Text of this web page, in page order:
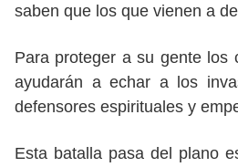
saben que los que vienen a
Para proteger a su gente los
ayudarán a echar a los
defensores espirituales y
Esta batalla pasa del plano